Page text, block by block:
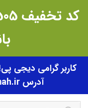
کاربر گرامی دیجی
آدرس mehr9mah.ir مراجعه فرمایید.